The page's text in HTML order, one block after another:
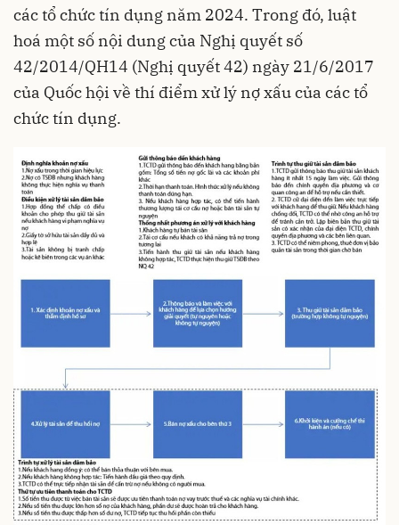
các tổ chức tín dụng năm 2024. Trong đó, luật
hoá một số nội dung của Nghị quyết số
42/2014/QH14 (Nghị quyết 42) ngày 21/6/2017
của Quốc hội về thí điểm xử lý nợ xấu của các tổ
chức tín dụng.